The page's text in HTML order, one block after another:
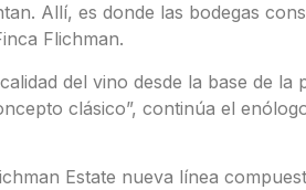
Allí, es donde las bodegas
Flichman.
del vino desde la base de
clásico”, continúa el
Estate nueva línea